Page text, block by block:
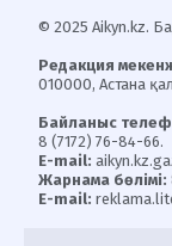
© 2025 Aikyn.kz.
Редакция
010000, Астана
Байланыс
8 (7172) 76-84-66.
E-mail:
Жарнама бөлімі:
E-mail: